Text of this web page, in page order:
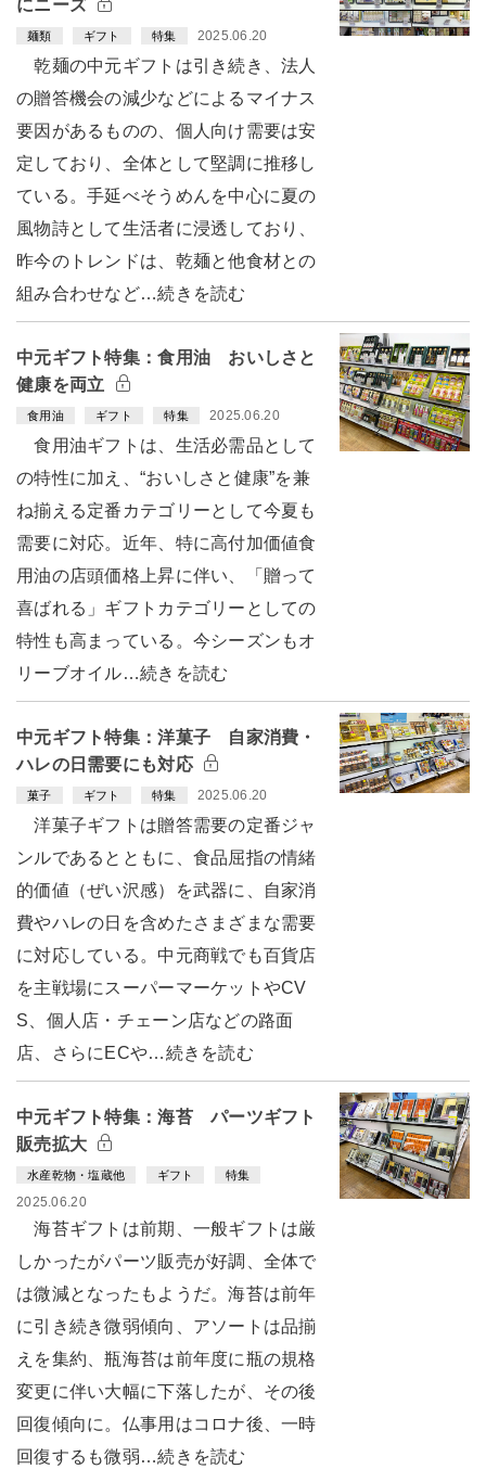
にニーズ
麺類 ギフト 特集 2025.06.20
乾麺の中元ギフトは引き続き、法人
の贈答機会の減少などによるマイナス
要因があるものの、個人向け需要は安
定しており、全体として堅調に推移し
ている。手延べそうめんを中心に夏の
風物詩として生活者に浸透しており、
昨今のトレンドは、乾麺と他食材との
組み合わせなど…続きを読む
中元ギフト特集：食用油 おいしさと
健康を両立
食用油 ギフト 特集 2025.06.20
食用油ギフトは、生活必需品として
の特性に加え、“おいしさと健康”を兼
ね揃える定番カテゴリーとして今夏も
需要に対応。近年、特に高付加価値食
用油の店頭価格上昇に伴い、「贈って
喜ばれる」ギフトカテゴリーとしての
特性も高まっている。今シーズンもオ
リーブオイル…続きを読む
中元ギフト特集：洋菓子 自家消費・
ハレの日需要にも対応
菓子 ギフト 特集 2025.06.20
洋菓子ギフトは贈答需要の定番ジャ
ンルであるとともに、食品屈指の情緒
的価値（ぜい沢感）を武器に、自家消
費やハレの日を含めたさまざまな需要
に対応している。中元商戦でも百貨店
を主戦場にスーパーマーケットやCV
S、個人店・チェーン店などの路面
店、さらにECや…続きを読む
中元ギフト特集：海苔 パーツギフト
販売拡大
水産乾物・塩蔵他 ギフト 特集
2025.06.20
海苔ギフトは前期、一般ギフトは厳
しかったがパーツ販売が好調、全体で
は微減となったもようだ。海苔は前年
に引き続き微弱傾向、アソートは品揃
えを集約、瓶海苔は前年度に瓶の規格
変更に伴い大幅に下落したが、その後
回復傾向に。仏事用はコロナ後、一時
回復するも微弱…続きを読む